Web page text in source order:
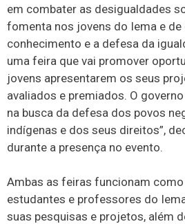
em combater as desigualdades
fomenta nos jovens do Iema e
conhecimento e a defesa da
uma feira que vai promover
jovens apresentarem os seus
avaliados e premiados. O
na busca da defesa dos povos
indígenas e dos seus direitos”,
durante a presença no evento.
Ambas as feiras funcionam
estudantes e professores do
suas pesquisas e projetos, além